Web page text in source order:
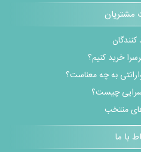
مشتریان
کنندگان
خرید کنیم؟
به چه معناست؟
چیست؟
منتخب
با ما